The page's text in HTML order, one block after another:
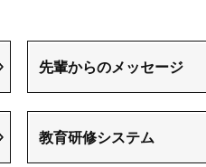
先輩からのメッセージ
教育研修システム